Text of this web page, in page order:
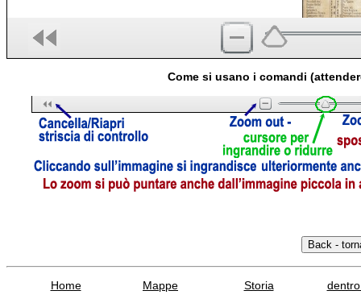
Come si usano i comandi
Home Mappe Storia